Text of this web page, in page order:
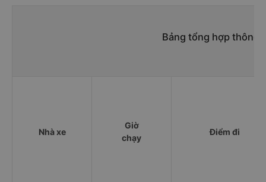
Bảng tổng hợp thông
Nhà xe
Giờ
chạy
Điểm đi